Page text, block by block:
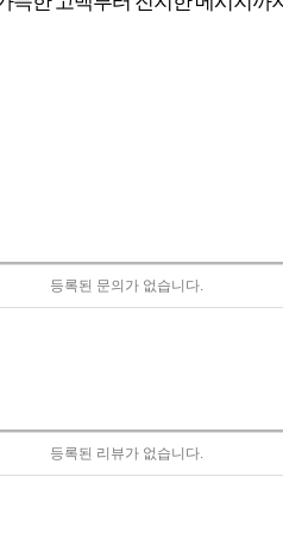
등록된 문의가 없습니다.
등록된 리뷰가 없습니다.